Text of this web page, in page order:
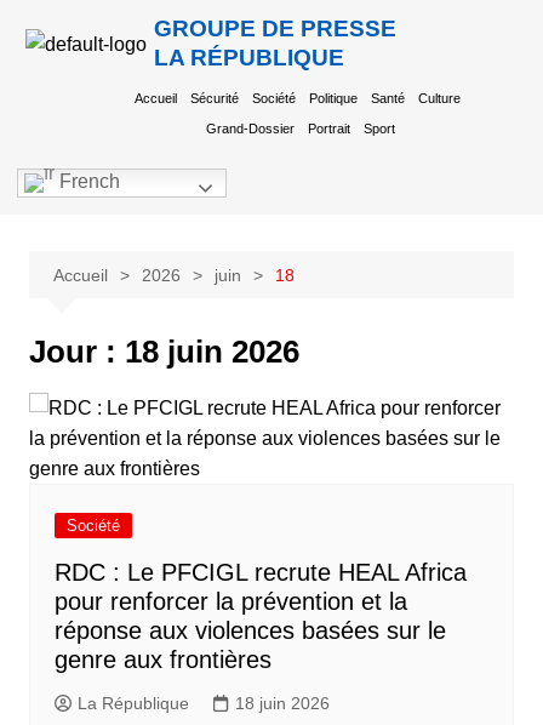
GROUPE DE PRESSE
LA RÉPUBLIQUE
Accueil Sécurité Société Politique Santé Culture
Grand-Dossier Portrait Sport
French
Accueil 2026 juin 18
Jour : 18 juin 2026
Société
RDC : Le PFCIGL recrute HEAL Africa
pour renforcer la prévention et la
réponse aux violences basées sur le
genre aux frontières
La République 18 juin 2026